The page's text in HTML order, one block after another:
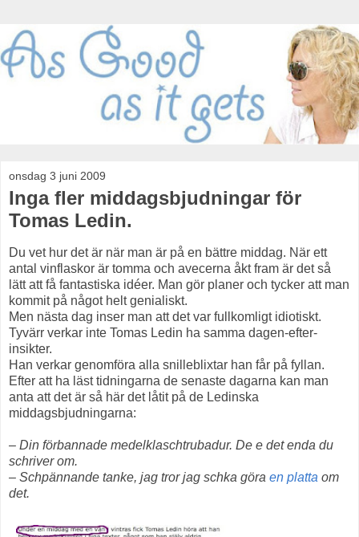
onsdag 3 juni 2009
Inga fler middagsbjudningar för
Tomas Ledin.
Du vet hur det är när man är på en bättre middag. När ett
antal vinflaskor är tomma och avecerna åkt fram är det så
lätt att få fantastiska idéer. Man gör planer och tycker att man
kommit på något helt genialiskt.
Men nästa dag inser man att det var fullkomligt idiotiskt.
Tyvärr verkar inte Tomas Ledin ha samma dagen-efter-
insikter.
Han verkar genomföra alla snilleblixtar han får på fyllan.
Efter att ha läst tidningarna de senaste dagarna kan man
anta att det är så här det låtit på de Ledinska
middagsbjudningarna:
– Din förbannade medelklaschtrubadur. De e det enda du
schriver om.
– Schpännande tanke, jag tror jag schka göra en platta om
det.